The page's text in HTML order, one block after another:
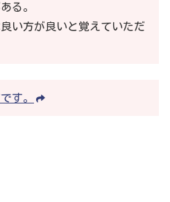
る。
い方が良いと覚えていただ
す。